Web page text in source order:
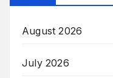
August 2026
July 2026